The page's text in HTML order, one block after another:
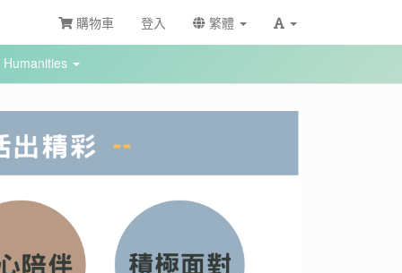
購物車 登入 繁體